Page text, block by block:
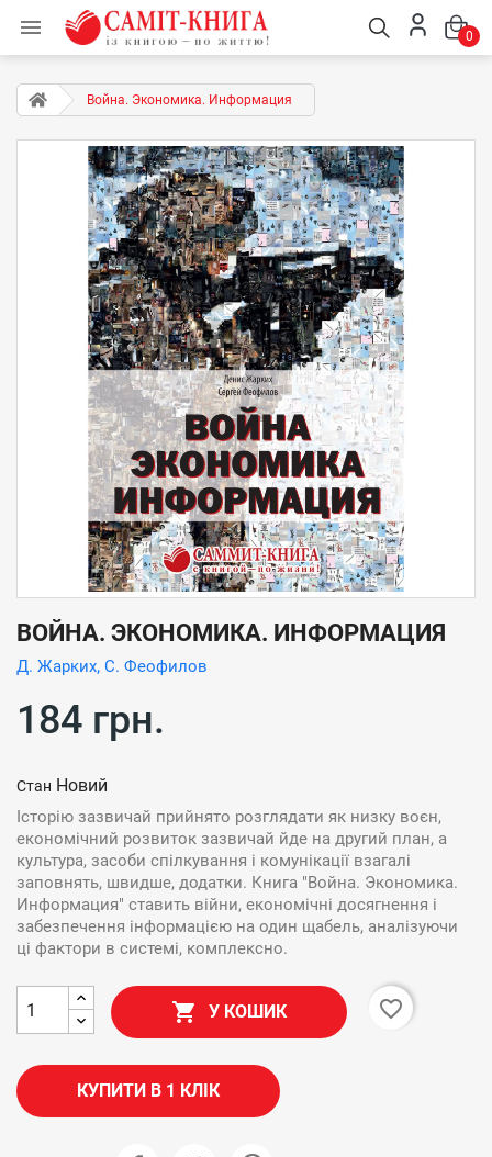
 0
Война. Экономика. Информация
ВОЙНА. ЭКОНОМИКА. ИНФОРМАЦИЯ
Д. Жарких, С. Феофилов
184 грн.
Стан Новий
Історію зазвичай прийнято розглядати як низку воєн,
економічний розвиток зазвичай йде на другий план, а
культура, засоби спілкування і комунікації взагалі
заповнять, швидше, додатки. Книга "Война. Экономика.
Информация" ставить війни, економічні досягнення і
забезпечення інформацією на один щабель, аналізуючи
ці фактори в системі, комплексно.
 У КОШИК favorite_border
КУПИТИ В 1 КЛІК